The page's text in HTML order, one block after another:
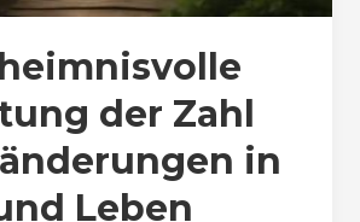
der Zahl
in
Leben